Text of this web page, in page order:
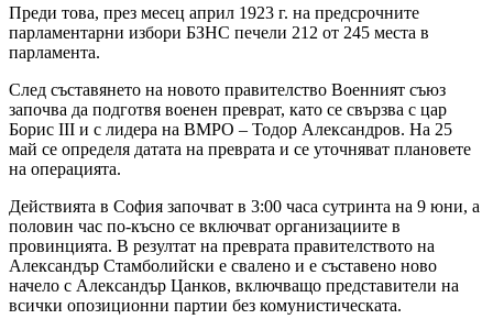
Преди това, през месец април 1923 г. на предсрочните
парламентарни избори БЗНС печели 212 от 245 места в
парламента.
След съставянето на новото правителство Военният съюз
започва да подготвя военен преврат, като се свързва с цар
Борис III и с лидера на ВМРО – Тодор Александров. На 25
май се определя датата на преврата и се уточняват плановете
на операцията.
Действията в София започват в 3:00 часа сутринта на 9 юни, а
половин час по-късно се включват организациите в
провинцията. В резултат на преврата правителството на
Александър Стамболийски е свалено и е съставено ново
начело с Александър Цанков, включващо представители на
всички опозиционни партии без комунистическата.